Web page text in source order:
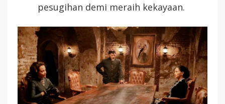
pesugihan demi meraih kekayaan.